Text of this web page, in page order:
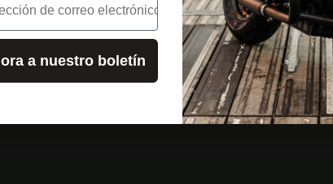
a nuestro boletín